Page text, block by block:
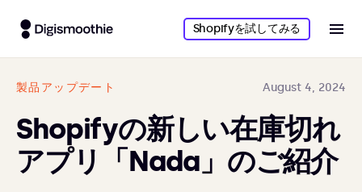
Shopifyを試してみる
製品アップデート August 4, 2024
Shopifyの新しい在庫切れ
アプリ「Nada」のご紹介